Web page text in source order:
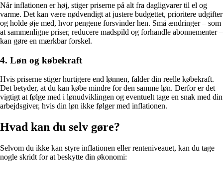
Når inflationen er høj, stiger priserne på alt fra dagligvarer til el og
varme. Det kan være nødvendigt at justere budgettet, prioritere udgifter
og holde øje med, hvor pengene forsvinder hen. Små ændringer – som
at sammenligne priser, reducere madspild og forhandle abonnementer –
kan gøre en mærkbar forskel.
4. Løn og købekraft
Hvis priserne stiger hurtigere end lønnen, falder din reelle købekraft.
Det betyder, at du kan købe mindre for den samme løn. Derfor er det
vigtigt at følge med i lønudviklingen og eventuelt tage en snak med din
arbejdsgiver, hvis din løn ikke følger med inflationen.
Hvad kan du selv gøre?
Selvom du ikke kan styre inflationen eller renteniveauet, kan du tage
nogle skridt for at beskytte din økonomi: